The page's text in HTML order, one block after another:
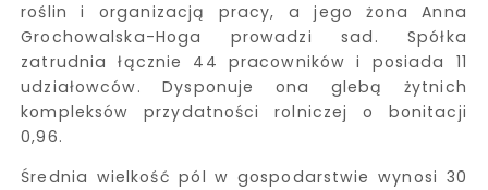
roślin i organizacją pracy, a jego żona Anna
Grochowalska-Hoga prowadzi sad. Spółka
zatrudnia łącznie 44 pracowników i posiada 11
udziałowców. Dysponuje ona glebą żytnich
kompleksów przydatności rolniczej o bonitacji
0,96.
Średnia wielkość pól w gospodarstwie wynosi 30